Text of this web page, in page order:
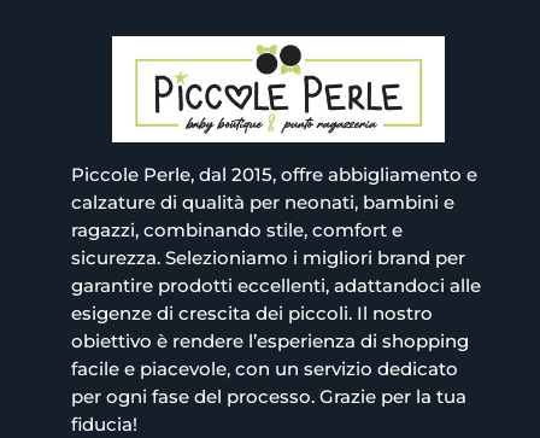
Piccole Perle, dal 2015, offre abbigliamento e
calzature di qualità per neonati, bambini e
ragazzi, combinando stile, comfort e
sicurezza. Selezioniamo i migliori brand per
garantire prodotti eccellenti, adattandoci alle
esigenze di crescita dei piccoli. Il nostro
obiettivo è rendere l’esperienza di shopping
facile e piacevole, con un servizio dedicato
per ogni fase del processo. Grazie per la tua
fiducia!